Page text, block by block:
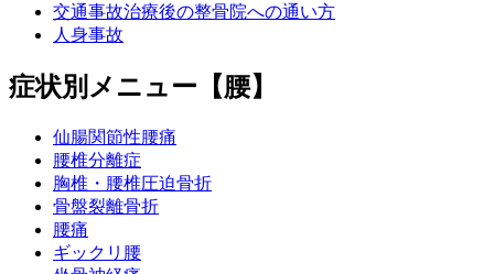
交通事故治療後の整骨院への通い方
人身事故
症状別メニュー【腰】
仙腸関節性腰痛
腰椎分離症
胸椎・腰椎圧迫骨折
骨盤裂離骨折
腰痛
ギックリ腰